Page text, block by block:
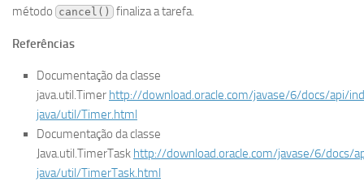
método cancel() finaliza a tarefa.
Referências
Documentação da classe
java.util.Timer http://download.oracle.com/javase/6/docs/api/
java/util/Timer.html
Documentação da classe
Java.util.TimerTask http://download.oracle.com/javase/6/docs/
java/util/TimerTask.html